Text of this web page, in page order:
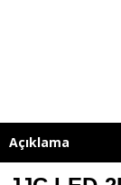
Açıklama